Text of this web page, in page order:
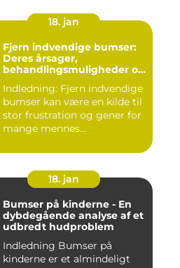
18. jan
Fjern indvendige bumser:
Deres årsager,
behandlingsmuligheder og
Indledning: Fjern indvendige
bumser kan være en kilde til
stor frustration og gener for
mange mennes...
18. jan
Bumser på kinderne - En
dybdegående analyse af et
udbredt hudproblem
Indledning Bumser på
kinderne er et almindeligt